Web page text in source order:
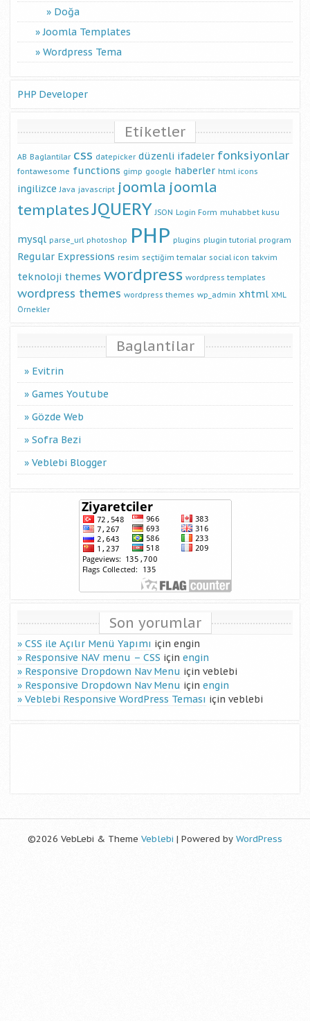
Doğa
Joomla Templates
Wordpress Tema
PHP Developer
Etiketler
AB Baglantilar css datepicker düzenli ifadeler fonksiyonlar
fontawesome functions gimp google haberler html icons
ingilizce Java javascript joomla joomla
templatesJQUERY JSON Login Form muhabbet kusu
mysql parse_url photoshop PHP plugins plugin tutorial program
Regular Expressions resim seçtiğim temalar social icon takvim
teknoloji themes wordpress wordpress templates
wordpress themes wordpress themes wp_admin xhtml XML
Örnekler
Baglantilar
Evitrin
Games Youtube
Gözde Web
Sofra Bezi
Veblebi Blogger
Son yorumlar
CSS ile Açılır Menü Yapımı için engin
Responsive NAV menu – CSS için engin
Responsive Dropdown Nav Menu için veblebi
Responsive Dropdown Nav Menu için engin
Veblebi Responsive WordPress Teması için veblebi
©2026 VebLebi & Theme Veblebi | Powered by WordPress